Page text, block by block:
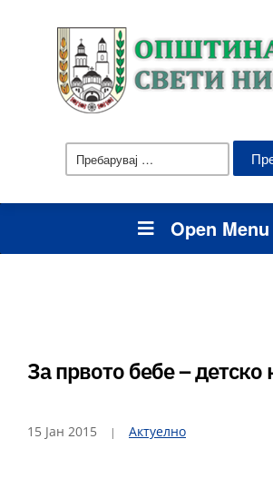
Пребарувај
за:
Open Menu
За првото бебе – детско
15 Јан 2015 Актуелно